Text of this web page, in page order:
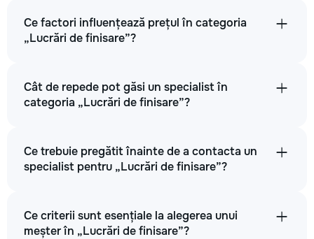
Ce factori influențează prețul în categoria
„Lucrări de finisare”?
Cât de repede pot găsi un specialist în
categoria „Lucrări de finisare”?
Ce trebuie pregătit înainte de a contacta un
specialist pentru „Lucrări de finisare”?
Ce criterii sunt esențiale la alegerea unui
meșter în „Lucrări de finisare”?